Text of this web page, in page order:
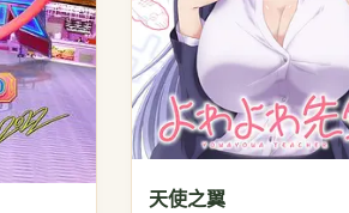
天使之翼